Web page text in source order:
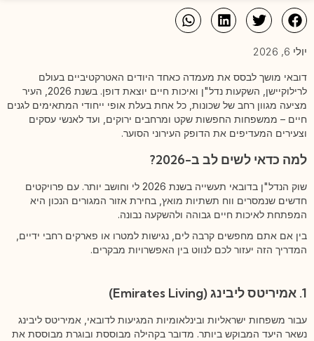
יולי 6, 2026
דובאי מושך לבסס את מעמדה כאחד היודים האטרקטיביים בעולם
לרילוקיישן, השקעות נדל"ן ואיכות חיים יוצאת דופן. בשנת 2026, העיר
מציעה מגוון רחב של שכונות, כל אחת בעלת אופי ייחודי המתאימים לגנים
חיים – ממשפחות החפשות שקט ומרחבים ירוקים, ועד לאנשי עסקים
וצעירים המעדיפים את הדופק העירוני הסוער.
למה כדאי לשים לב ב-2026?
שוק הנדל"ן בדובאי תעשייה בשנת 2026 לי וחושב יותר. עם פרויקטים
חדשים שנמסרים ווח תשתיות מואץ, בחירת אזור המגורים הנכון היא
המפתחת לאיכות חיים גבוהה ולהשקעה נבונה.
בין אם אתם מחפשים קרבה לים, נגישות למטרו או פארקים רחבי ידיים,
המדריך הזה יעזור לכם לנווט בין האפשרויות מבקרים.
1. אמיריטס ליבינג (Emirates Living)
עבור משפחות ישראליות ובינלאומיות המגיעות לדובאי, אמיריטס ליבינג
נשאר היעד המבוקש ביותר. מדובר בקהילה מבוססת ובוגרת מבוססת את